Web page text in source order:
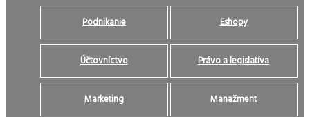
Podnikanie Eshopy
Účtovníctvo Právo a legislatíva
Marketing Manažment